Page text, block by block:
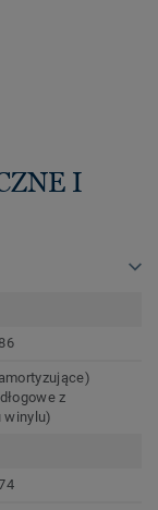
I
z
winylu)